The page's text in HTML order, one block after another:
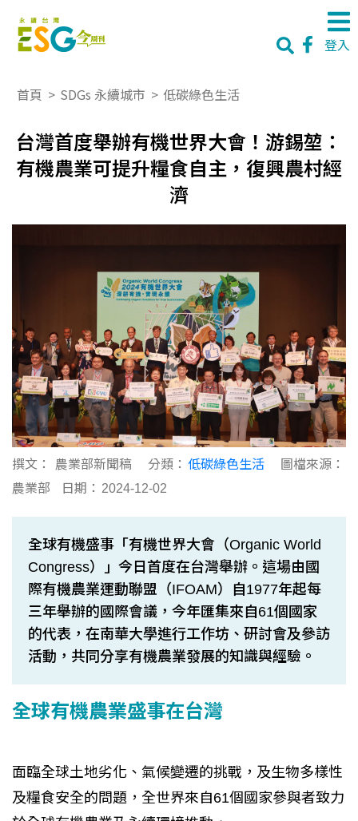
登入
首頁 > SDGs 永續城市 > 低碳綠色生活
台灣首度舉辦有機世界大會！游錫堃：
有機農業可提升糧食自主，復興農村經
濟
撰文： 農業部新聞稿 分類： 低碳綠色生活
圖檔來源：
農業部
日期： 2024-12-02
全球有機盛事「有機世界大會（Organic World
Congress）」今日首度在台灣舉辦。這場由國
際有機農業運動聯盟（IFOAM）自1977年起每
三年舉辦的國際會議，今年匯集來自61個國家
的代表，在南華大學進行工作坊、研討會及參訪
活動，共同分享有機農業發展的知識與經驗。
全球有機農業盛事在台灣
面臨全球土地劣化、氣候變遷的挑戰，及生物多樣性
及糧食安全的問題，全世界來自61個國家參與者致力